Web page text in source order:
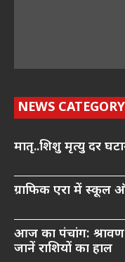
NEWS CATEGORY
मातृ..शिशु मृत्यु दर
ग्राफिक एरा में
आज का पंचांग:
जानें राशियों का हाल